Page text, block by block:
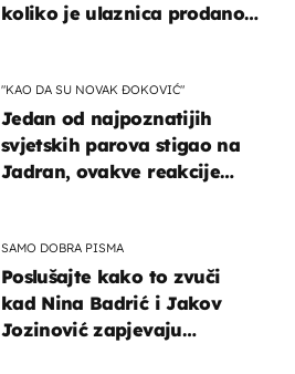
koliko je ulaznica prodano
"KAO DA SU NOVAK ĐOKOVIĆ"
Jedan od najpoznatijih
svjetskih parova stigao na
Jadran, ovakve reakcije
SAMO DOBRA PISMA
Poslušajte kako to zvuči
kad Nina Badrić i Jakov
Jozinović zapjevaju